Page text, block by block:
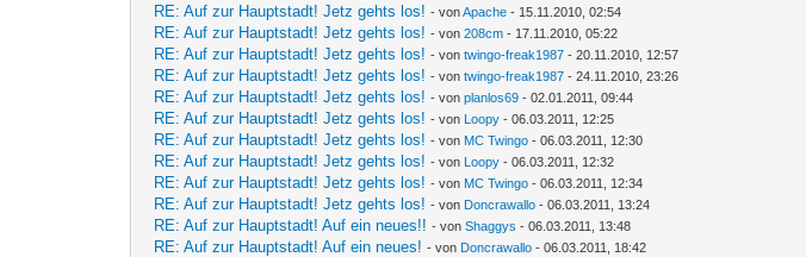
RE: Auf zur Hauptstadt! Jetz gehts los! - vonApache - 15.11.2010, 02:54
RE: Auf zur Hauptstadt! Jetz gehts los! - von208cm - 17.11.2010, 05:22
RE: Auf zur Hauptstadt! Jetz gehts los! - vontwingo-freak1987 - 20.11.2010, 12:57
RE: Auf zur Hauptstadt! Jetz gehts los! - vontwingo-freak1987 - 24.11.2010, 23:26
RE: Auf zur Hauptstadt! Jetz gehts los! - vonplanlos69 - 02.01.2011, 09:44
RE: Auf zur Hauptstadt! Jetz gehts los! - von Loopy - 06.03.2011, 12:25
RE: Auf zur Hauptstadt! Jetz gehts los! - von MC Twingo - 06.03.2011, 12:30
RE: Auf zur Hauptstadt! Jetz gehts los! - von Loopy - 06.03.2011, 12:32
RE: Auf zur Hauptstadt! Jetz gehts los! - von MC Twingo - 06.03.2011, 12:34
RE: Auf zur Hauptstadt! Jetz gehts los! - von Doncrawallo - 06.03.2011, 13:24
RE: Auf zur Hauptstadt! Auf ein neues!! - vonShaggys - 06.03.2011, 13:48
RE: Auf zur Hauptstadt! Auf ein neues! - von Doncrawallo - 06.03.2011, 18:42